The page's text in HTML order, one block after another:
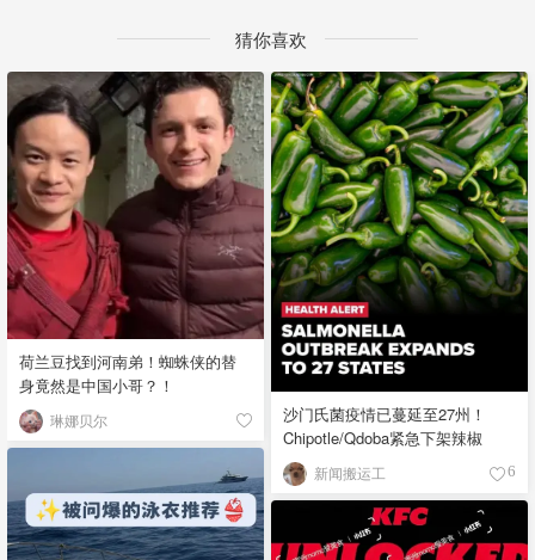
猜你喜欢
荷兰豆找到河南弟！蜘蛛侠的替
身竟然是中国小哥？！
琳娜贝尔
沙门氏菌疫情已蔓延至27州！
Chipotle/Qdoba紧急下架辣椒
新闻搬运工 6